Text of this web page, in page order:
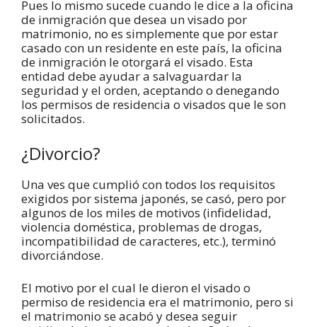
Pues lo mismo sucede cuando le dice a la oficina
de inmigración que desea un visado por
matrimonio, no es simplemente que por estar
casado con un residente en este país, la oficina
de inmigración le otorgará el visado. Esta
entidad debe ayudar a salvaguardar la
seguridad y el orden, aceptando o denegando
los permisos de residencia o visados que le son
solicitados.
¿Divorcio?
Una ves que cumplió con todos los requisitos
exigidos por sistema japonés, se casó, pero por
algunos de los miles de motivos (infidelidad,
violencia doméstica, problemas de drogas,
incompatibilidad de caracteres, etc.), terminó
divorciándose.
El motivo por el cual le dieron el visado o
permiso de residencia era el matrimonio, pero si
el matrimonio se acabó y desea seguir